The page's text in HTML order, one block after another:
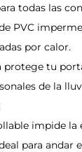
todas las
PVC
por calor.
protege tu
de la
impide la
para andar